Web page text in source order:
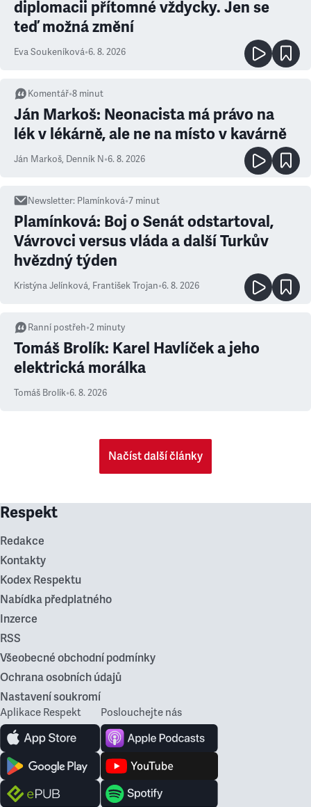
diplomacii přítomné vždycky. Jen se
teď možná změní
Eva Soukeníková•6. 8. 2026
Komentář•8 minut
Ján Markoš: Neonacista má právo na
lék v lékárně, ale ne na místo v kavárně
Ján Markoš, Denník N•6. 8. 2026
Newsletter: Plamínková•7 minut
Plamínková: Boj o Senát odstartoval,
Vávrovci versus vláda a další Turkův
hvězdný týden
Kristýna Jelínková, František Trojan•6. 8. 2026
Ranní postřeh•2 minuty
Tomáš Brolík: Karel Havlíček a jeho
elektrická morálka
Tomáš Brolík•6. 8. 2026
Načíst další články
Respekt
Redakce
Kontakty
Kodex Respektu
Nabídka předplatného
Inzerce
RSS
Všeobecné obchodní podmínky
Ochrana osobních údajů
Nastavení soukromí
Aplikace Respekt Poslouchejte nás